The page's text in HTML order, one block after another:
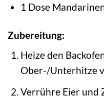
1 Dose
Zubereitung:
Heize den
Ober-/Unterhitze
Verrühre Eier und